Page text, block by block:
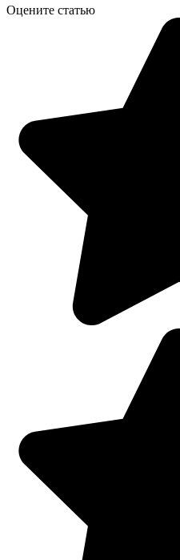
Оцените статью